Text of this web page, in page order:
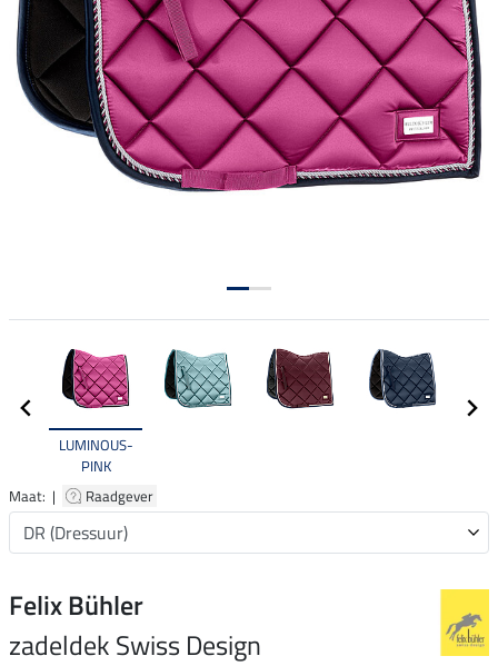
LUMINOUS-
PINK
Maat: |
Raadgever
Felix Bühler
zadeldek Swiss Design